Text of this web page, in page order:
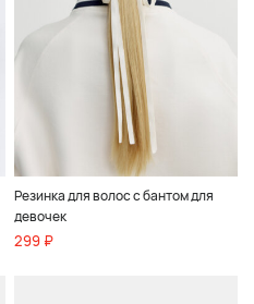
Резинка для волос с бантом для
девочек
299 ₽